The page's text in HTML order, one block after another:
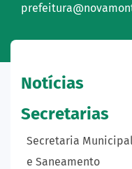
Notícias
Secretarias
Secretaria
e Saneamento